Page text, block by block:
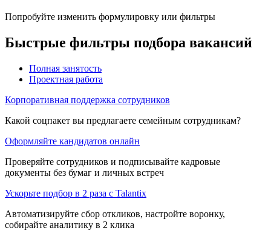
Попробуйте изменить формулировку или фильтры
Быстрые фильтры подбора вакансий
Полная занятость
Проектная работа
Корпоративная поддержка сотрудников
Какой соцпакет вы предлагаете семейным сотрудникам?
Оформляйте кандидатов онлайн
Проверяйте сотрудников и подписывайте кадровые
документы без бумаг и личных встреч
Ускорьте подбор в 2 раза с Talantix
Автоматизируйте сбор откликов, настройте воронку,
собирайте аналитику в 2 клика